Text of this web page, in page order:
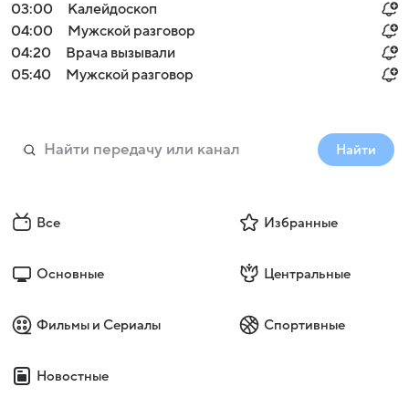
03:00
Калейдоскоп
04:00
Мужской разговор
04:20
Врача вызывали
05:40
Мужской разговор
Найти
Все Избранные
Основные Центральные
Фильмы и Сериалы Спортивные
Новостные